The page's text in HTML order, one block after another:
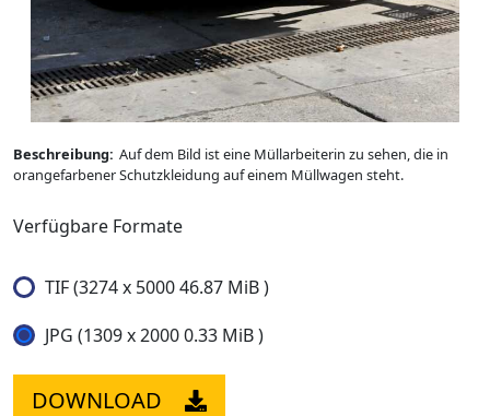
Beschreibung: Auf dem Bild ist eine Müllarbeiterin zu sehen, die in
orangefarbener Schutzkleidung auf einem Müllwagen steht.
Verfügbare Formate
TIF (3274 x 5000 46.87 MiB )
JPG (1309 x 2000 0.33 MiB )
DOWNLOAD